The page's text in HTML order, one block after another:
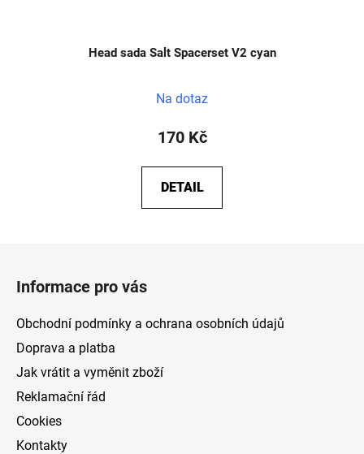
Head sada Salt Spacerset V2 cyan
Na dotaz
170 Kč
DETAIL
Informace pro vás
Obchodní podmínky a ochrana osobních údajů
Doprava a platba
Jak vrátit a vyměnit zboží
Reklamační řád
Cookies
Kontakty